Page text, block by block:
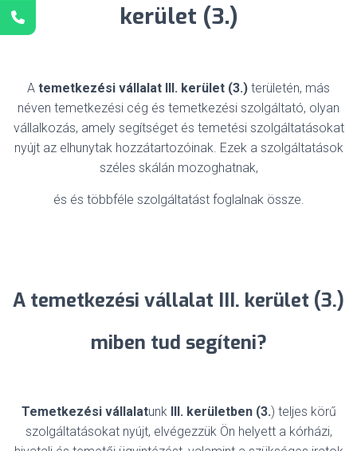
kerület (3.)
A temetkezési vállalat III. kerület (3.) területén, más
néven temetkezési cég és temetkezési szolgáltató, olyan
vállalkozás, amely segítséget és temetési szolgáltatásokat
nyújt az elhunytak hozzátartozóinak. Ezek a szolgáltatások
széles skálán mozoghatnak,
és és többféle szolgáltatást foglalnak össze.
A temetkezési vállalat III. kerület (3.)
miben tud segíteni?
Temetkezési vállalatunk III. kerületben (3.) teljes körű
szolgáltatásokat nyújt, elvégezzük Ön helyett a kórházi,